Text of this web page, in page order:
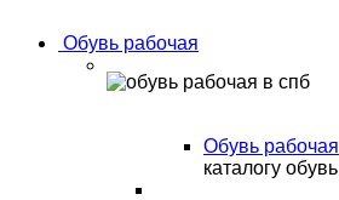
Обувь рабочая
Обувь рабочая
каталогу обувь